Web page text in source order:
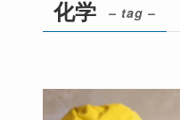
化学 – tag –